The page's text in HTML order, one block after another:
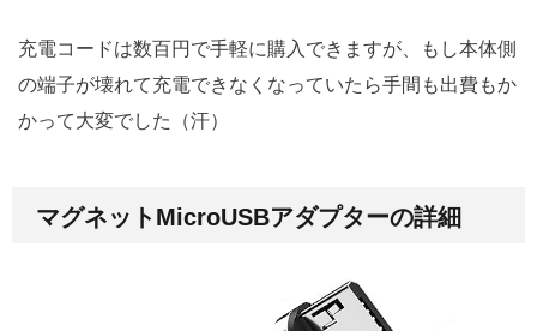
充電コードは数百円で手軽に購入できますが、もし本体側
の端子が壊れて充電できなくなっていたら手間も出費もか
かって大変でした（汗）
マグネットMicroUSBアダプターの詳細